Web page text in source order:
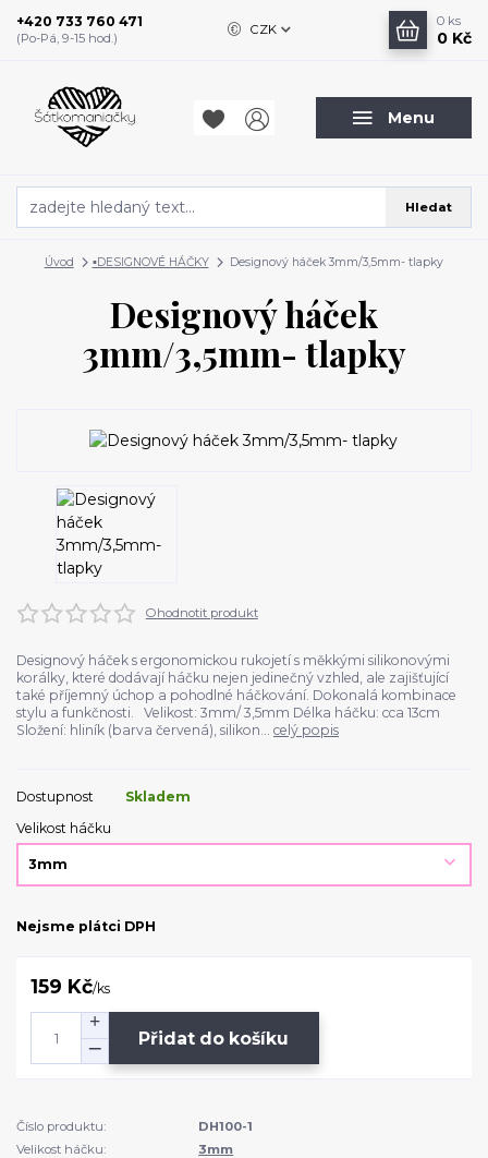
Menu
CZK
Hledat
+420 733 760 471
(Po-Pá, 9-15 hod.)
0 ks
0 Kč
Úvod ▪️DESIGNOVÉ HÁČKY Designový háček 3mm/3,5mm- tlapky
Designový háček
3mm/3,5mm- tlapky
Ohodnotit produkt
Designový háček s ergonomickou rukojetí s měkkými silikonovými
korálky, které dodávají háčku nejen jedinečný vzhled, ale zajišťující
také příjemný úchop a pohodlné háčkování. Dokonalá kombinace
stylu a funkčnosti. Velikost: 3mm/ 3,5mm Délka háčku: cca 13cm
Složení: hliník (barva červená), silikon... celý popis
Dostupnost
Skladem
Velikost háčku
Nejsme plátci DPH
159 Kč/ks
Přidat do košíku
Číslo produktu:
DH100-1
Velikost háčku:
3mm